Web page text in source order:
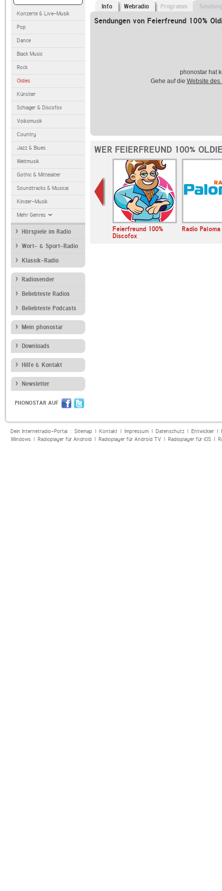
Konzerte & Live-Musik
Pop
Dance
Black Music
Rock
Oldies
Künstler
Schlager & Discofox
Volksmusik
Country
Jazz & Blues
Weltmusik
Gothic & Mittelalter
Soundtracks & Musical
Kinder-Musik
Mehr Genres
Hörspiele im Radio
Wort- & Sport-Radio
Klassik-Radio
Radiosender
Beliebteste Radios
Beliebteste Podcasts
Mein phonostar
Downloads
Hilfe & Kontakt
Newsletter
PHONOSTAR AUF
Info Webradio Programm
Sendungen von Feierfreund 100%
phonostar hat
Gehe auf die Website des
WER FEIERFREUND 100%
laut.fm 1000schlager
Feierfreund 100%
Discofox
Radio Paloma
Dein Internetradio-Portal : Sitemap| Kontakt| Impressum| Datenschutz| Entwickler|
Windows| Radioplayer für Android| Radioplayer für Android TV| Radioplayer für iOS|